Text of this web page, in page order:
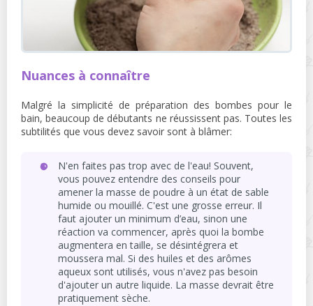
Nuances à connaître
Malgré la simplicité de préparation des bombes pour le
bain, beaucoup de débutants ne réussissent pas. Toutes les
subtilités que vous devez savoir sont à blâmer:
N'en faites pas trop avec de l'eau! Souvent,
vous pouvez entendre des conseils pour
amener la masse de poudre à un état de sable
humide ou mouillé. C'est une grosse erreur. Il
faut ajouter un minimum d’eau, sinon une
réaction va commencer, après quoi la bombe
augmentera en taille, se désintégrera et
moussera mal. Si des huiles et des arômes
aqueux sont utilisés, vous n'avez pas besoin
d'ajouter un autre liquide. La masse devrait être
pratiquement sèche.